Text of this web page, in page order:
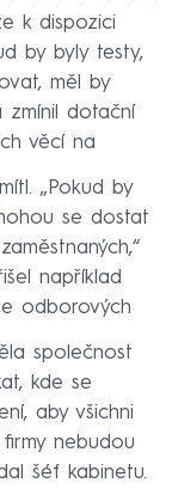
k dispozici
by byly testy,
měl by
zmínil dotační
věcí na
„Pokud by
se dostat
například
odborových
společnost
kde se
aby všichni
nebudou
šéf kabinetu.